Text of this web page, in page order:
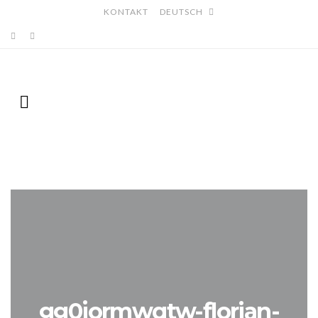
KONTAKT DEUTSCH
gg0jormwqtw-florian-